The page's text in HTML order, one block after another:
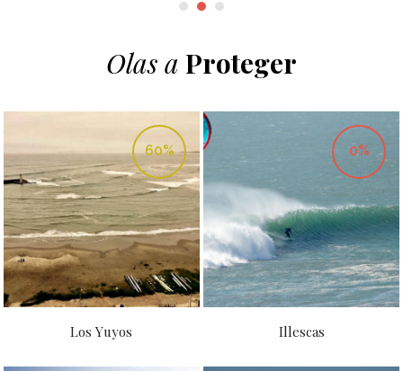
Olas a Proteger
60%
Los Yuyos
0%
Illescas